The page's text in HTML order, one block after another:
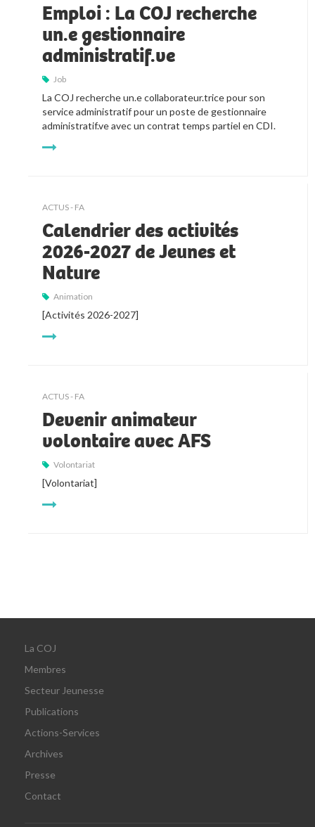
Emploi : La COJ recherche
un.e gestionnaire
administratif.ve
Job
La COJ recherche un.e collaborateur.trice pour son
service administratif pour un poste de gestionnaire
administratif.ve avec un contrat temps partiel en CDI.
ACTUS - FA
Calendrier des activités
2026-2027 de Jeunes et
Nature
Animation
[Activités 2026-2027]
ACTUS - FA
Devenir animateur
volontaire avec AFS
Volontariat
[Volontariat]
La COJ
Membres
Secteur Jeunesse
Publications
Actions-Services
Archives
Presse
Contact